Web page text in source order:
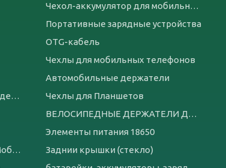
Чехол-аккумулятор для мобильных телефонов
Портативные зарядные устройства
OTG-кабель
Чехлы для мобильных телефонов
Автомобильные держатели
аккумуляторы, ЗУ для фото/видеотехники
Чехлы для Планшетов
ВЕЛОСИПЕДНЫЕ ДЕРЖАТЕЛИ ДЛЯ ТЕЛЕФОНА
Элементы питания 18650
Комплекты для ремонта для Мобильных телефонов
Заднии крышки (стекло)